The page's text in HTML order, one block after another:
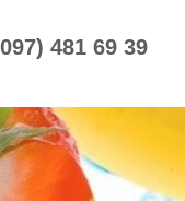
481 69 39